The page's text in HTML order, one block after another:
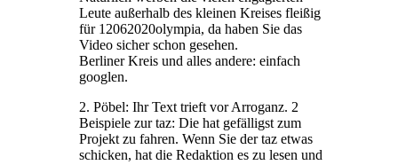
Leute außerhalb des kleinen Kreises fleißig
für 12062020olympia, da haben Sie das
Video sicher schon gesehen.
Berliner Kreis und alles andere: einfach
googlen.
2. Pöbel: Ihr Text trieft vor Arroganz. 2
Beispiele zur taz: Die hat gefälligst zum
Projekt zu fahren. Wenn Sie der taz etwas
schicken, hat die Redaktion es zu lesen und